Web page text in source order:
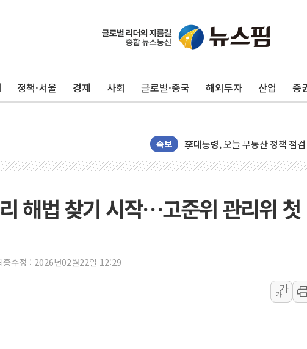
정책·서울 경제 사회 글로벌·중국 해외투자 산업 증
속보
이란, 오만과 호르무즈 해협 재
[민주 당권주자 일정] 송영길·정
[오늘의 정치일정] 8월 7일(금)
[오늘의 국회일정] 상임위·세미
유럽증시, 견조한 실적 소화하
리투아니아 국방 "러, 우크라 드
뉴욕증시 프리뷰, 미 주가선물
청와대, 북한 단거리 탄도미사일
해법 찾기 시작…고준위 관리위 첫
종수정 : 2026년02월22일 12:29
가
가